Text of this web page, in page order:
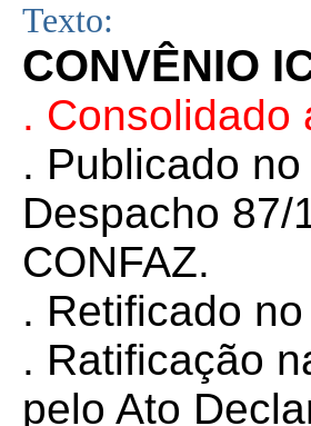
Texto:
CONVÊNIO
. Consolidado
. Publicado
Despacho 87/
CONFAZ.
. Retificado
. Ratificação
pelo Ato